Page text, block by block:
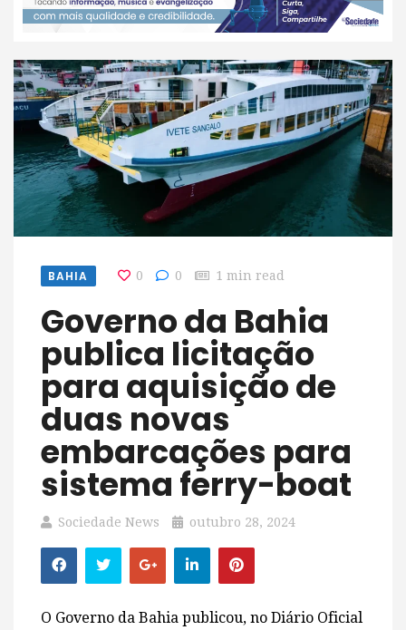
BAHIA 0 0 1 min read
Governo da Bahia
publica licitação
para aquisição de
duas novas
embarcações para
sistema ferry-boat
Sociedade News outubro 28, 2024
O Governo da Bahia publicou, no Diário Oficial